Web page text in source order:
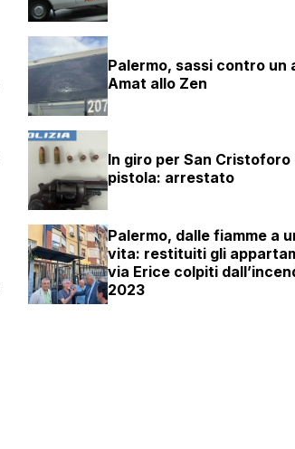
Palermo, sassi contro un
Amat allo Zen
In giro per San Cristoforo
pistola: arrestato
Palermo, dalle fiamme a
vita: restituiti gli
via Erice colpiti
2023